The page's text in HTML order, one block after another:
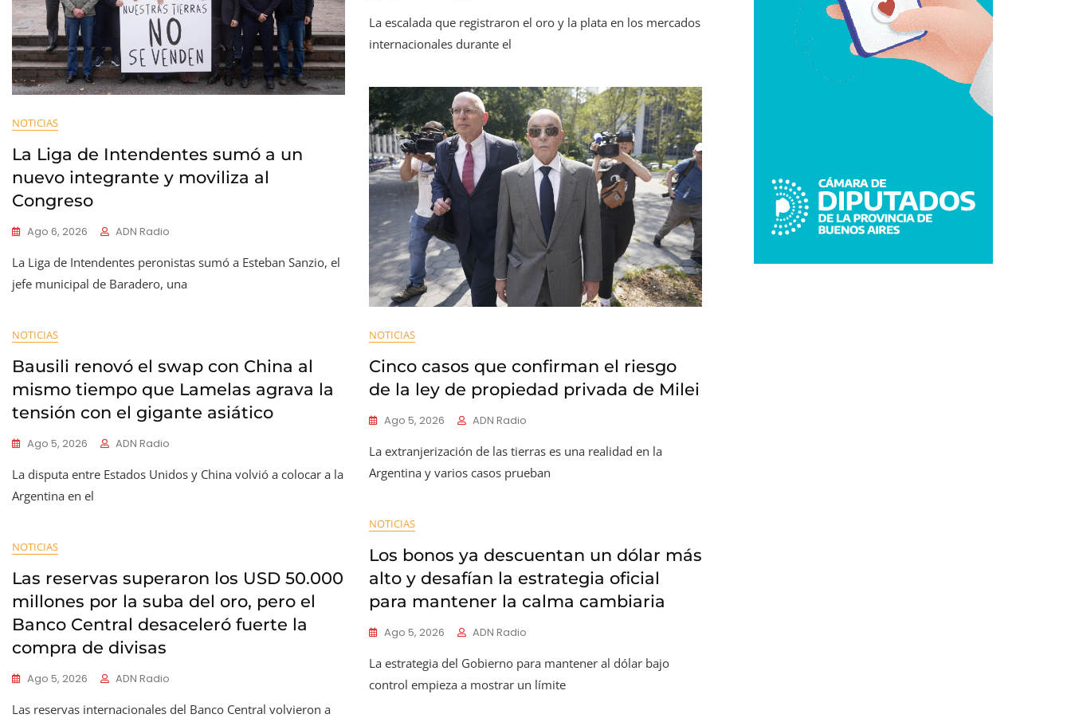
NOTICIAS
La Liga de Intendentes sumó a un
nuevo integrante y moviliza al
Congreso
Ago 6, 2026 ADN Radio
La Liga de Intendentes peronistas sumó a Esteban Sanzio, el
jefe municipal de Baradero, una
La escalada que registraron el oro y la plata en los mercados
internacionales durante el
NOTICIAS
Cinco casos que confirman el riesgo
de la ley de propiedad privada de Milei
Ago 5, 2026 ADN Radio
La extranjerización de las tierras es una realidad en la
Argentina y varios casos prueban
NOTICIAS
Bausili renovó el swap con China al
mismo tiempo que Lamelas agrava la
tensión con el gigante asiático
Ago 5, 2026 ADN Radio
La disputa entre Estados Unidos y China volvió a colocar a la
Argentina en el
NOTICIAS
Los bonos ya descuentan un dólar más
alto y desafían la estrategia oficial
para mantener la calma cambiaria
Ago 5, 2026 ADN Radio
La estrategia del Gobierno para mantener al dólar bajo
control empieza a mostrar un límite
NOTICIAS
Las reservas superaron los USD 50.000
millones por la suba del oro, pero el
Banco Central desaceleró fuerte la
compra de divisas
Ago 5, 2026 ADN Radio
Las reservas internacionales del Banco Central volvieron a